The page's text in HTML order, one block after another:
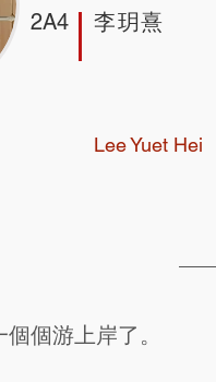
2A4 李玥熹
Lee Yuet Hei
個游上岸了。